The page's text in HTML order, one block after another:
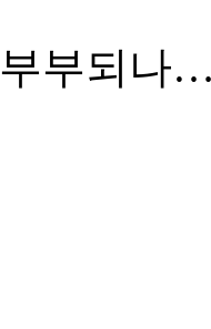
부되나